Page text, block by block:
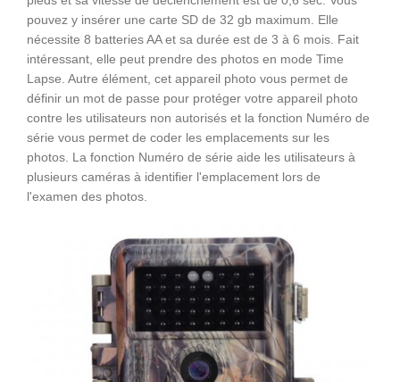
pouvez y insérer une carte SD de 32 gb maximum. Elle
nécessite 8 batteries AA et sa durée est de 3 à 6 mois. Fait
intéressant, elle peut prendre des photos en mode Time
Lapse. Autre élément, cet appareil photo vous permet de
définir un mot de passe pour protéger votre appareil photo
contre les utilisateurs non autorisés et la fonction Numéro de
série vous permet de coder les emplacements sur les
photos. La fonction Numéro de série aide les utilisateurs à
plusieurs caméras à identifier l'emplacement lors de
l'examen des photos.